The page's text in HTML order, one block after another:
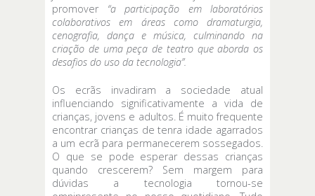
promover“a participação em laboratórios
colaborativos em áreas como dramaturgia,
cenografia, dança e música, culminando na
criação de uma peça de teatro que aborda os
desafios do uso da tecnologia”.
Os ecrãs invadiram a sociedade atual
influenciando significativamente a vida de
crianças, jovens e adultos. É muito frequente
encontrar crianças de tenra idade agarrados
a um ecrã para permanecerem sossegados.
O que se pode esperar dessas crianças
quando crescerem? Sem margem para
dúvidas a tecnologia tornou-se